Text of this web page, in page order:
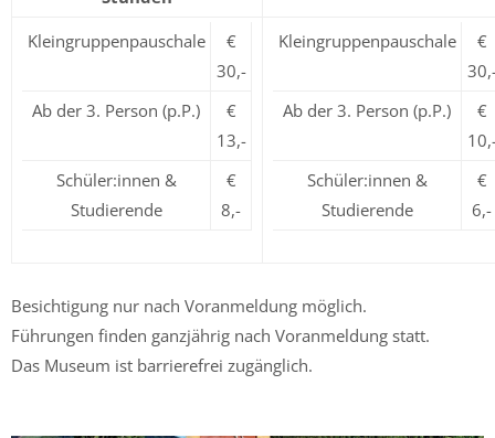
Kleingruppenpauschale
€
30,-
Ab der 3. Person (p.P.)
€
13,-
Schüler:innen &
Studierende
€
8,-
Kleingruppenpauschale
€
Ab der 3. Person (p.P.)
€
Schüler:innen &
Studierende
€
6,-
Besichtigung nur nach Voranmeldung möglich.
Führungen finden ganzjährig nach Voranmeldung statt.
Das Museum ist barrierefrei zugänglich.